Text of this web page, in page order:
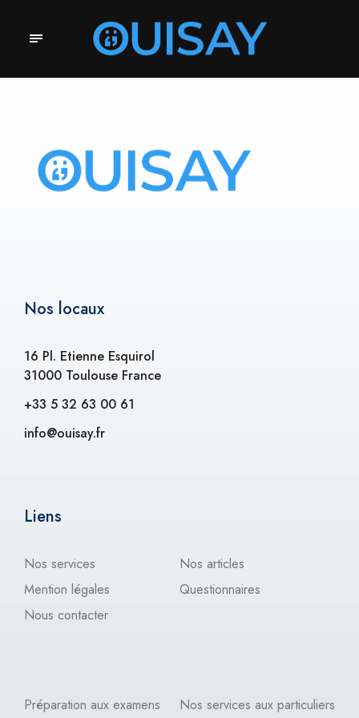
Nos locaux
16 Pl. Etienne Esquirol
31000 Toulouse France
+33 5 32 63 00 61
info@ouisay.fr
Liens
Nos services
Nos articles
Mention légales
Questionnaires
Nous contacter
Préparation aux examens Nos services aux particuliers